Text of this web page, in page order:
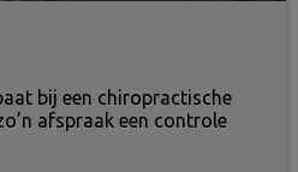
bij een chiropractische
afspraak een controle